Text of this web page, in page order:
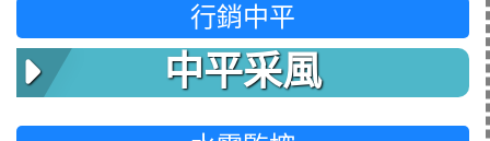
行銷中平
中平采風